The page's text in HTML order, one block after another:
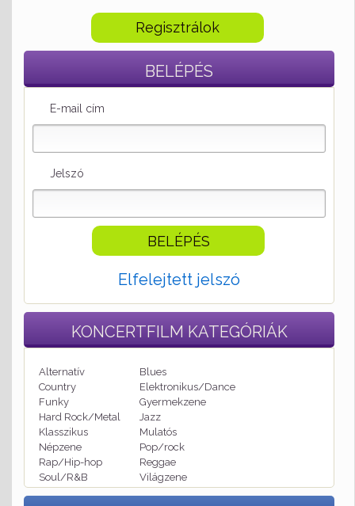
Regisztrálok
BELÉPÉS
E-mail cím
Jelszó
Elfelejtett jelszó
KONCERTFILM KATEGÓRIÁK
Alternatív
Blues
Country
Elektronikus/Dance
Funky
Gyermekzene
Hard Rock/Metal
Jazz
Klasszikus
Mulatós
Népzene
Pop/rock
Rap/Hip-hop
Reggae
Soul/R&B
Világzene